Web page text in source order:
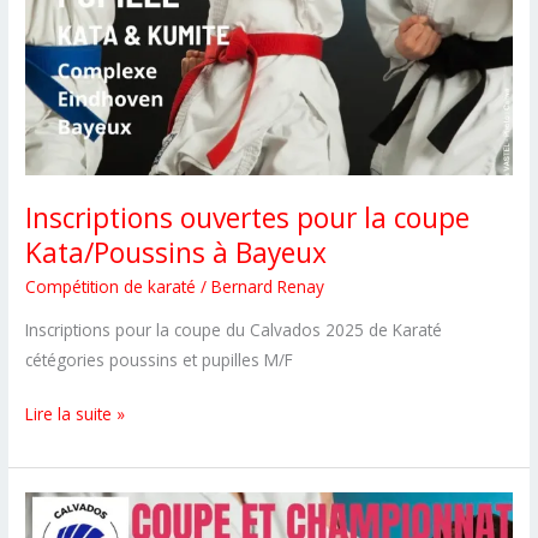
Inscriptions ouvertes pour la coupe
Kata/Poussins à Bayeux
Compétition de karaté /Bernard Renay
Inscriptions pour la coupe du Calvados 2025 de Karaté
cétégories poussins et pupilles M/F
Inscriptions
pour
la
coupe
Lire la suite »